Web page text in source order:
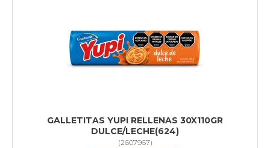
GALLETITAS YUPI RELLENAS 30X110GR
DULCE/LECHE(624)
(2607967)